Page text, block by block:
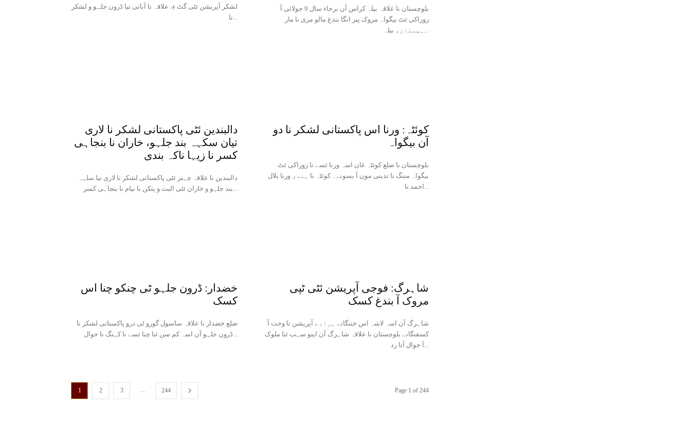
لشکر آپریشن ئٹی گٹ ءِ، علاقہ نا آباتی تیا ڈرون جلہو و لشکر
نا...
بلوچستان نا علاقہ بیلہ کراس آن برجاء سال 9 جولائی آ
زوراکی ئٹ بیگواہ مروک پیر انگا بندغ مالو مری نا مار
ہیبتان، بیلہ...
دالبندین ئٹی پاکستانی لشکر نا لاری
تیان سکہہ بند جلہو، خاران نا بنجاہی
کسر نا زیہا ناکہ بندی
دالبندین نا علاقہ چہتر ئٹی پاکستانی لشکر نا لاری تیا سلہہ
بند جلہو و خاران ئٹی البت و پتکن نا نیام نا بنجاہی کسر...
کوئٹہ: ورنا اس پاکستانی لشکر نا دو
آن بیگواہ
بلوچستان نا ضلع کوئٹہ غان اسہ ورنا ئسے نا زوراکی ئٹ
بیگواہ مننگ نا تدینی مون آ بسونے۔ کوئٹہ نا ہندی ورنا بلال
احمد نا...
خضدار: ڈرون جلہو ٹی چنکو چنا اس
کسک
ضلع خضدار نا علاقہ ساسول گورو ٹی درو پاکستانی لشکر نا
ڈرون جلہو آن اسہ کم سن ئنا چنا ئسے نا کہنگ نا حوال...
شاہرگ: فوجی آپریشن ئٹی ٹپی
مروک آ بندغ کسک
شاہرگ آن اسہ لاشہ اس خننگانے ہرادے آپریشن نا وخت آ
کسفنگانے بلوچستان نا علاقہ شاہرگ آن اینو سہب ئنا ملوک
آ حوال آتا رد...
1 2 3 ... 244 Page 1 of 244